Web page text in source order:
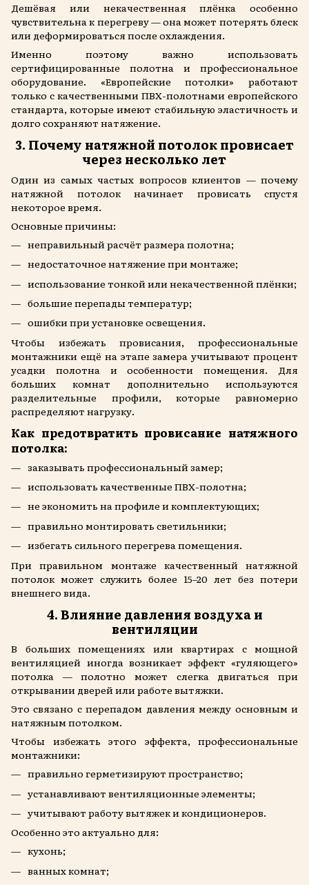
Дешёвая или некачественная плёнка особенно
чувствительна к перегреву — она может потерять блеск
или деформироваться после охлаждения.
Именно поэтому важно использовать
сертифицированные полотна и профессиональное
оборудование. «Европейские потолки» работают
только с качественными ПВХ-полотнами европейского
стандарта, которые имеют стабильную эластичность и
долго сохраняют натяжение.
3. Почему натяжной потолок провисает
через несколько лет
Один из самых частых вопросов клиентов — почему
натяжной потолок начинает провисать спустя
некоторое время.
Основные причины:
неправильный расчёт размера полотна;
недостаточное натяжение при монтаже;
использование тонкой или некачественной плёнки;
большие перепады температур;
ошибки при установке освещения.
Чтобы избежать провисания, профессиональные
монтажники ещё на этапе замера учитывают процент
усадки полотна и особенности помещения. Для
больших комнат дополнительно используются
разделительные профили, которые равномерно
распределяют нагрузку.
Как предотвратить провисание натяжного
потолка:
заказывать профессиональный замер;
использовать качественные ПВХ-полотна;
не экономить на профиле и комплектующих;
правильно монтировать светильники;
избегать сильного перегрева помещения.
При правильном монтаже качественный натяжной
потолок может служить более 15–20 лет без потери
внешнего вида.
4. Влияние давления воздуха и
вентиляции
В больших помещениях или квартирах с мощной
вентиляцией иногда возникает эффект «гуляющего»
потолка — полотно может слегка двигаться при
открывании дверей или работе вытяжки.
Это связано с перепадом давления между основным и
натяжным потолком.
Чтобы избежать этого эффекта, профессиональные
монтажники:
правильно герметизируют пространство;
устанавливают вентиляционные элементы;
учитывают работу вытяжек и кондиционеров.
Особенно это актуально для:
кухонь;
ванных комнат;